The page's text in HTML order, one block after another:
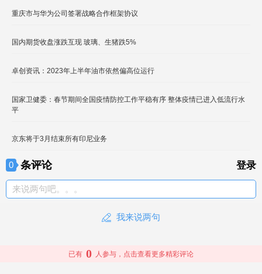
重庆市与华为公司签署战略合作框架协议
国内期货收盘涨跌互现 玻璃、生猪跌5%
卓创资讯：2023年上半年油市依然偏高位运行
国家卫健委：春节期间全国疫情防控工作平稳有序 整体疫情已进入低流行水
平
京东将于3月结束所有印尼业务
0 条评论 登录
来说两句吧。。。
我来说两句
已有 0 人参与，点击查看更多精彩评论